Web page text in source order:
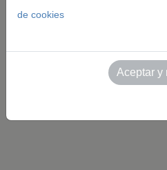
citar como fuente a Feria
prohibido su uso
de cookies
Aceptar y